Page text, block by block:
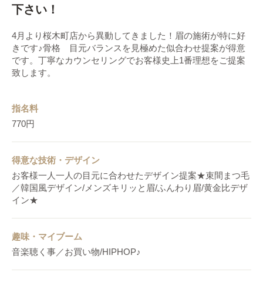
下さい！
4月より桜木町店から異動してきました！眉の施術が特に好
きです♪骨格 目元バランスを見極めた似合わせ提案が得意
です。丁寧なカウンセリングでお客様史上1番理想をご提案
致します。
指名料
770円
得意な技術・デザイン
お客様一人一人の目元に合わせたデザイン提案★束間まつ毛
／韓国風デザイン/メンズキリッと眉/ふんわり眉/黄金比デザ
イン★
趣味・マイブーム
音楽聴く事／お買い物/HIPHOP♪